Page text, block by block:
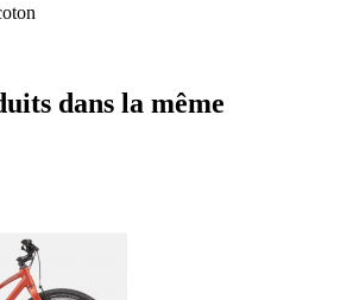
dans la même